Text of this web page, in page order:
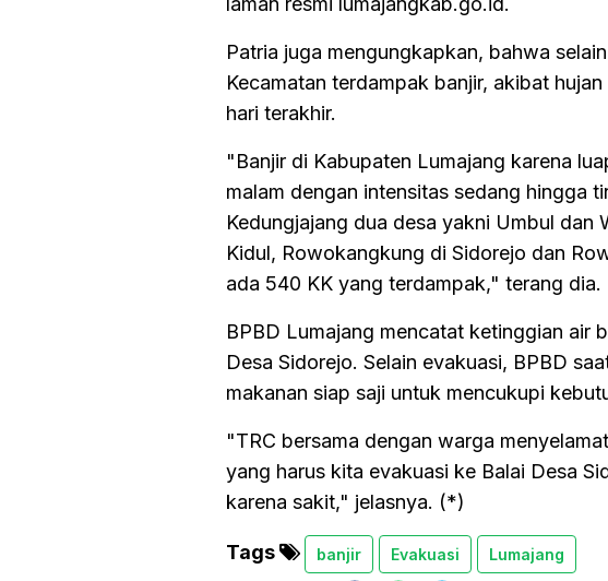
Patria juga mengungkapkan, bahwa
Kecamatan terdampak banjir, akibat
hari terakhir.
"Banjir di Kabupaten Lumajang karena
malam dengan intensitas sedang hingga
Kedungjajang dua desa yakni Umbul
Kidul, Rowokangkung di Sidorejo dan
ada 540 KK yang terdampak," terang dia.
BPBD Lumajang mencatat ketinggian air
Desa Sidorejo. Selain evakuasi, BPBD
makanan siap saji untuk mencukupi
"TRC bersama dengan warga
yang harus kita evakuasi ke Balai Desa
karena sakit," jelasnya. (*)
Tags banjir Evakuasi Lumajang